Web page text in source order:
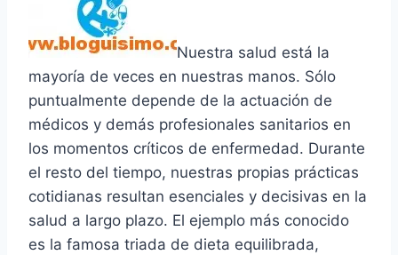
Nuestra salud está la
mayorí­a de veces en nuestras manos. Sólo
puntualmente depende de la actuación de
médicos y demás profesionales sanitarios en
los momentos crí­ticos de enfermedad. Durante
el resto del tiempo, nuestras propias prácticas
cotidianas resultan esenciales y decisivas en la
salud a largo plazo. El ejemplo más conocido
es la famosa triada de dieta equilibrada,